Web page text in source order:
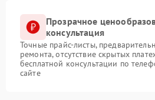
Прозрачное
консультация
Точные прайс-листы,
ремонта, отсутствие скрытых
бесплатной консультации по
сайте